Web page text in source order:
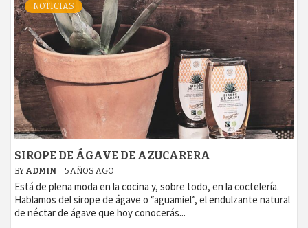
NOTICIAS
SIROPE DE ÁGAVE DE AZUCARERA
BY ADMIN 5 AÑOS AGO
Está de plena moda en la cocina y, sobre todo, en la coctelería.
Hablamos del sirope de ágave o “aguamiel”, el endulzante natural
de néctar de ágave que hoy conocerás...